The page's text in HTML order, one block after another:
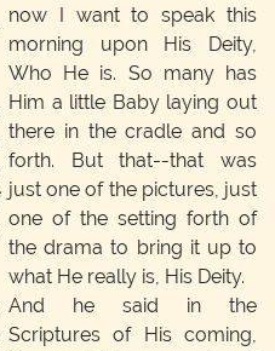
now I want to speak this
morning upon His Deity,
Who He is. So many has
Him a little Baby laying out
there in the cradle and so
forth. But that--that was
just one of the pictures, just
one of the setting forth of
the drama to bring it up to
what He really is, His Deity.
And he said in the
Scriptures of His coming,